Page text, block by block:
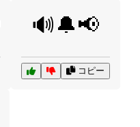
🔊🔔📢
コピー